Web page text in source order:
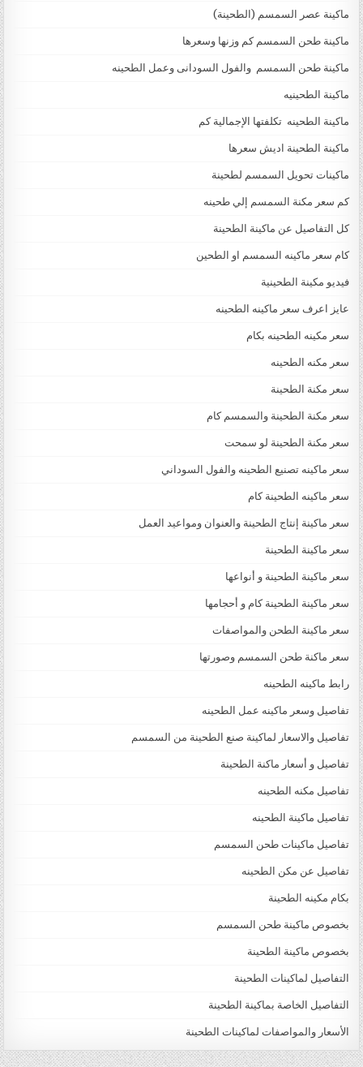
ماكينة عصر السمسم (الطحينة)
ماكينة طحن السمسم كم وزنها وسعرها
ماكينة طحن السمسم والفول السودانى وعمل الطحينه
ماكينة الطحينيه
ماكينة الطحينه تكلفتها الإجمالية كم
ماكينة الطحينة اديش سعرها
ماكينات تحويل السمسم لطحينة
كم سعر مكنة السمسم إلي طحينه
كل التفاصيل عن ماكينة الطحينة
كام سعر ماكينه السمسم او الطحين
فيديو مكينة الطحينية
عايز اعرف سعر ماكينه الطحينه
سعر مكينه الطحينه بكام
سعر مكنه الطحينه
سعر مكنة الطحينة
سعر مكنة الطحينة والسمسم كام
سعر مكنة الطحينة لو سمحت
سعر ماكينه تصنيع الطحينه والفول السوداني
سعر ماكينه الطحينة كام
سعر ماكينة إنتاج الطحينة والعنوان ومواعيد العمل
سعر ماكينة الطحينة
سعر ماكينة الطحينة و أنواعها
سعر ماكينة الطحينة كام و أحجامها
سعر ماكينة الطحن والمواصفات
سعر ماكنة طحن السمسم وصورتها
رابط ماكينه الطحينه
تفاصيل وسعر ماكينه عمل الطحينه
تفاصيل والاسعار لماكينة صنع الطحينة من السمسم
تفاصيل و أسعار ماكنة الطحينة
تفاصيل مكنه الطحينه
تفاصيل ماكينة الطحينه
تفاصيل ماكينات طحن السمسم
تفاصيل عن مكن الطحينه
بكام مكينه الطحينة
بخصوص ماكينة طحن السمسم
بخصوص ماكينة الطحينة
التفاصيل لماكينات الطحينة
التفاصيل الخاصة بماكينة الطحينة
الأسعار والمواصفات لماكينات الطحينة